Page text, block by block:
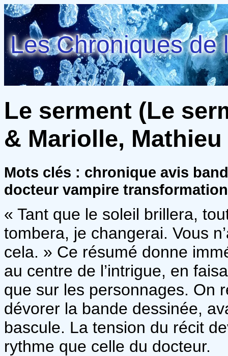
Les Chroniques de
Le serment (Le
& Mariolle,
Mots clés : chronique avis
docteur vampire
« Tant que le soleil brillera,
tombera, je changerai. Vous
cela. » Ce résumé donne
au centre de l’intrigue, en
que sur les personnages. On
dévorer la bande dessinée,
bascule. La tension du récit
rythme que celle du docteur.